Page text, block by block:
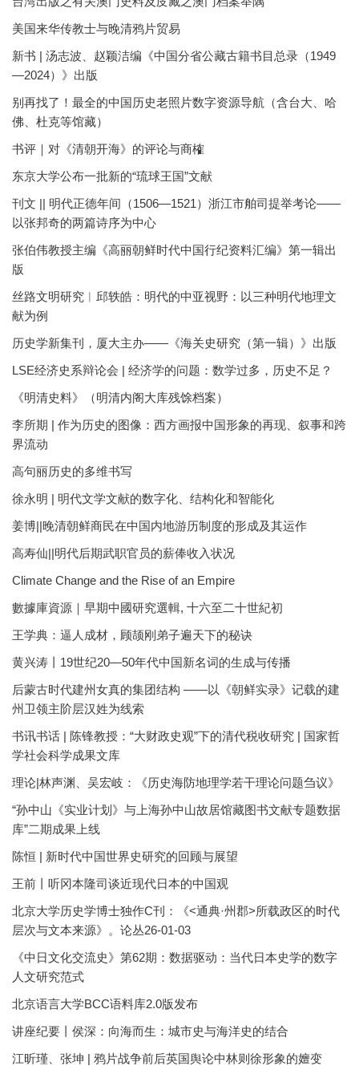
美国来华传教士与晚清鸦片贸易
新书 | 汤志波、赵颖洁编《中国分省公藏古籍书目总录（1949
—2024）》出版
别再找了！最全的中国历史老照片数字资源导航（含台大、哈
佛、杜克等馆藏）
书评｜对《清朝开海》的评论与商榷
东京大学公布一批新的“琉球王国”文献
刊文 || 明代正德年间（1506—1521）浙江市舶司提举考论——
以张邦奇的两篇诗序为中心
张伯伟教授主编《高丽朝鲜时代中国行纪资料汇编》第一辑出
版
丝路文明研究︱邱轶皓：明代的中亚视野：以三种明代地理文
献为例
历史学新集刊，厦大主办——《海关史研究（第一辑）》出版
LSE经济史系辩论会 | 经济学的问题：数学过多，历史不足？
《明清史料》（明清内阁大库残馀档案）
李所期 | 作为历史的图像：西方画报中国形象的再现、叙事和跨
界流动
高句丽历史的多维书写
徐永明 | 明代文学文献的数字化、结构化和智能化
姜博||晚清朝鲜商民在中国内地游历制度的形成及其运作
高寿仙||明代后期武职官员的薪俸收入状况
Climate Change and the Rise of an Empire
數據庫資源｜早期中國研究選輯, 十六至二十世紀初
王学典：逼人成材，顾颉刚弟子遍天下的秘诀
黄兴涛丨19世纪20—50年代中国新名词的生成与传播
后蒙古时代建州女真的集团结构 ——以《朝鲜实录》记载的建
州卫领主阶层汉姓为线索
书讯书话 | 陈锋教授：“大财政史观”下的清代税收研究 | 国家哲
学社会科学成果文库
理论|林声渊、吴宏岐：《历史海防地理学若干理论问题刍议》
“孙中山《实业计划》与上海孙中山故居馆藏图书文献专题数据
库”二期成果上线
陈恒 | 新时代中国世界史研究的回顾与展望
王前丨听冈本隆司谈近现代日本的中国观
北京大学历史学博士独作C刊：《<通典·州郡>所载政区的时代
层次与文本来源》。论丛26-01-03
《中日文化交流史》第62期：数据驱动：当代日本史学的数字
人文研究范式
北京语言大学BCC语料库2.0版发布
讲座纪要丨侯深：向海而生：城市史与海洋史的结合
江昕瑾、张坤 | 鸦片战争前后英国舆论中林则徐形象的嬗变